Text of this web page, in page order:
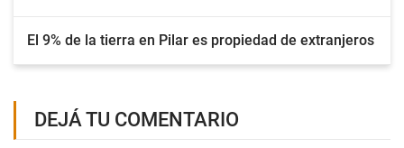
El 9% de la tierra en Pilar es propiedad de extranjeros
DEJÁ TU COMENTARIO